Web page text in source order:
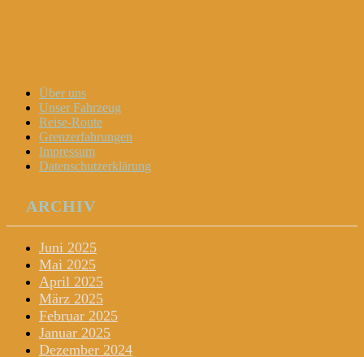
Menu
Widgets
Search
Skip
content
Über uns
Unser Fahrzeug
Reise-Route
Grenzerfahrungen
Impressum
Datenschutzerklärung
ARCHIV
Juni 2025
Mai 2025
April 2025
März 2025
Februar 2025
Januar 2025
Dezember 2024